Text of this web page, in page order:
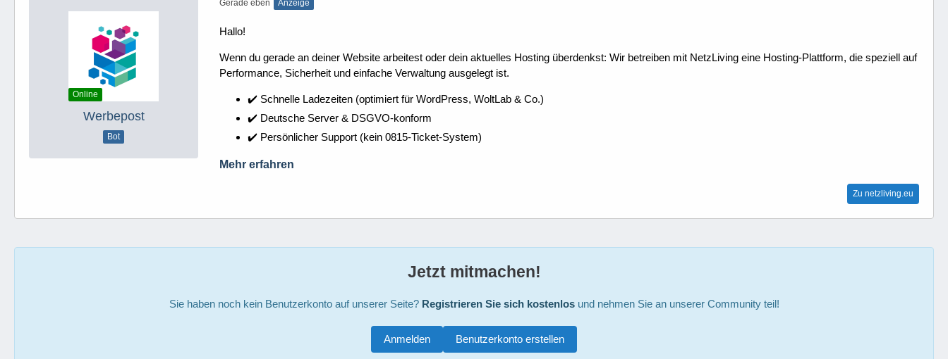
Online
Werbepost
Bot
Gerade eben Anzeige
Hallo!
Wenn du gerade an deiner Website arbeitest oder dein aktuelles Hosting überdenkst: Wir betreiben mit NetzLiving eine Hosting-Plattform, die speziell auf
Performance, Sicherheit und einfache Verwaltung ausgelegt ist.
✔️ Schnelle Ladezeiten (optimiert für WordPress, WoltLab & Co.)
✔️ Deutsche Server & DSGVO-konform
✔️ Persönlicher Support (kein 0815-Ticket-System)
Mehr erfahren
Zu netzliving.eu
Jetzt mitmachen!
Sie haben noch kein Benutzerkonto auf unserer Seite? Registrieren Sie sich kostenlosund nehmen Sie an unserer Community teil!
Benutzerkonto erstellen
Anmelden